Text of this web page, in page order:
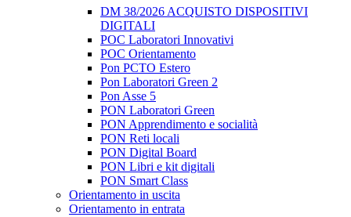
DM 38/2026 ACQUISTO DISPOSITIVI
DIGITALI
POC Laboratori Innovativi
POC Orientamento
Pon PCTO Estero
Pon Laboratori Green 2
Pon Asse 5
PON Laboratori Green
PON Apprendimento e socialità
PON Reti locali
PON Digital Board
PON Libri e kit digitali
PON Smart Class
Orientamento in uscita
Orientamento in entrata